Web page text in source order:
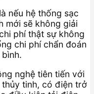
nếu hệ thống sạc
mới sẽ không giải
phí thật sự không
chi phí chẩn đoán
nghệ tiên tiến với
tinh, có điện trở